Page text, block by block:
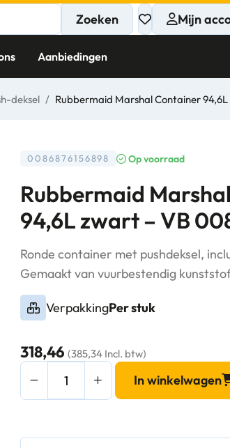
Mijn
Zoeken
Aanbiedingen
deksel / Rubbermaid Marshal Container
0086876156898 Op voorraad
Rubbermaid
94,6L zwart – VB
Ronde container met pushdeksel,
Gemaakt van vuurbestendig
VerpakkingPer stuk
318,46(385,34 Incl. btw)
In winkelwagen